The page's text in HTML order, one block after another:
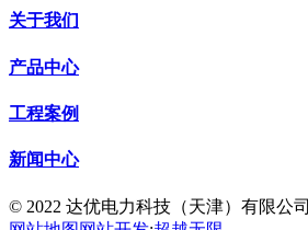
关于我们
产品中心
工程案例
新闻中心
© 2022 达优电力科技（天津）有限公司